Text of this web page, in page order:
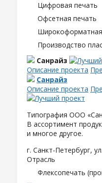
Цифровая печать
Офсетная печать
Производство
Санрайз
Описание проекта
Санрайз
Описание проекта
Типография ООО
В ассортимент
и многое другое.
г. Санкт-Петербург,
Отрасль
Флексопечать